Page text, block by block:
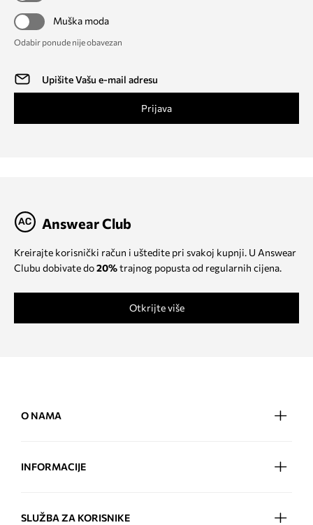
Muška moda
Odabir ponude nije obavezan
Prijava
Answear Club
Kreirajte korisnički račun i uštedite pri svakoj kupnji. U Answear
Clubu dobivate do20%trajnog popusta od regularnih cijena.
Otkrijte više
O NAMA
INFORMACIJE
SLUŽBA ZA KORISNIKE